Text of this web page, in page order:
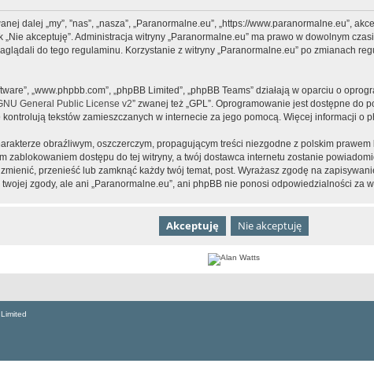
dalej „my”, ”nas”, „nasza”, „Paranormalne.eu”, „https://www.paranormalne.eu”,
akceptuję”. Administracja witryny „Paranormalne.eu” ma prawo w dowolnym
do tego regulaminu. Korzystanie z witryny „Paranormalne.eu” po zmianach
„www.phpbb.com”, „phpBB Limited”, „phpBB Teams” działają w oparciu o
General Public License v2” zwanej też „GPL”. Oprogramowanie jest dostępne do
tekstów zamieszczanych w internecie za jego pomocą. Więcej informacji o
obraźliwym, oszczerczym, propagującym treści niezgodne z polskim
zablokowaniem dostępu do tej witryny, a twój dostawca internetu zostanie
przenieść lub zamknąć każdy twój temat, post. Wyrażasz zgodę na
zgody, ale ani „Paranormalne.eu”, ani phpBB nie ponosi odpowiedzialności za